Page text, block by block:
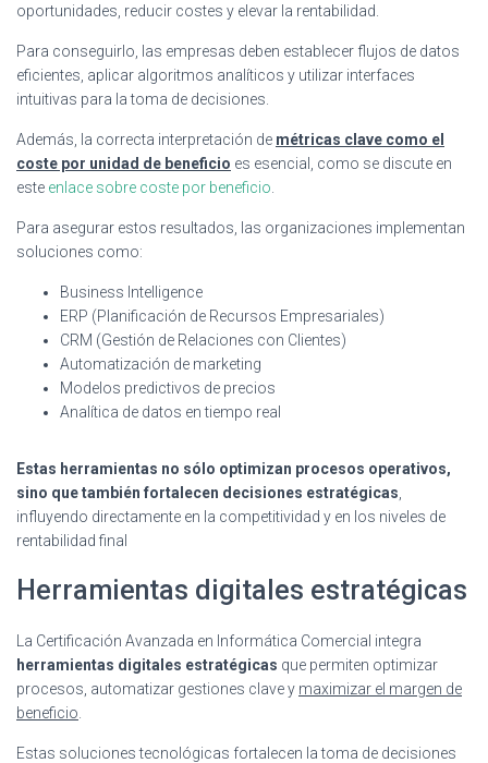
oportunidades, reducir costes y elevar la rentabilidad.
Para conseguirlo, las empresas deben establecer flujos de datos
eficientes, aplicar algoritmos analíticos y utilizar interfaces
intuitivas para la toma de decisiones.
Además, la correcta interpretación de métricas clave como el
coste por unidad de beneficio es esencial, como se discute en
este enlace sobre coste por beneficio
Para asegurar estos resultados, las organizaciones implementan
soluciones como:
Business Intelligence
ERP (Planificación de Recursos Empresariales)
CRM (Gestión de Relaciones con Clientes)
Automatización de marketing
Modelos predictivos de precios
Analítica de datos en tiempo real
Estas herramientas no sólo optimizan procesos operativos,
sino que también fortalecen decisiones estratégicas
influyendo directamente en la competitividad y en los niveles de
rentabilidad final
Herramientas digitales estratégicas
La Certificación Avanzada en Informática Comercial integra
herramientas digitales estratégicas que permiten optimizar
procesos, automatizar gestiones clave y maximizar el margen de
beneficio
Estas soluciones tecnológicas fortalecen la toma de decisiones